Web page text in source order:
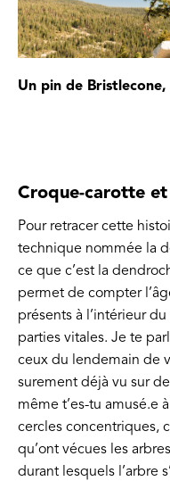
Un pin de
Croque-carotte
Pour retracer cette
technique nommée la
ce que c’est la
permet de compter
présents à l’intérieur
parties vitales. Je te
ceux du lendemain de
surement déjà vu sur
même t’es-tu amusé.e
cercles concentriques,
qu’ont vécues les
durant lesquels l’arbre